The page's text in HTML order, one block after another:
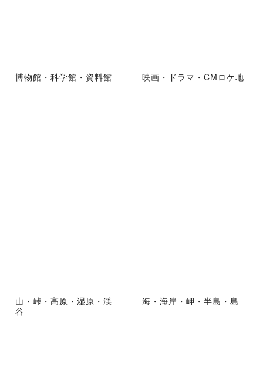
博物館・科学館・資料館 映画・ドラマ・CMロケ地
山・峠・高原・湿原・渓
谷
海・海岸・岬・半島・島